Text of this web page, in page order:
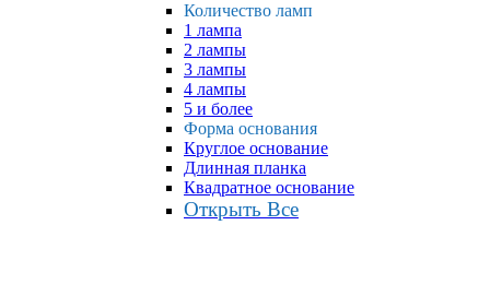
Количество ламп
1 лампа
2 лампы
3 лампы
4 лампы
5 и более
Форма основания
Круглое основание
Длинная планка
Квадратное основание
Открыть Все